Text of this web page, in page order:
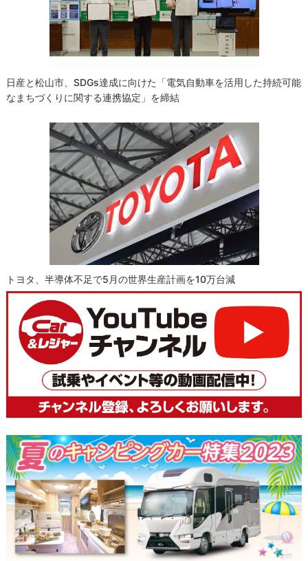
日産と松山市、SDGs達成に向けた「電気自動車を活用した持続可能
なまちづくりに関する連携協定」を締結
トヨタ、半導体不足で5月の世界生産計画を10万台減